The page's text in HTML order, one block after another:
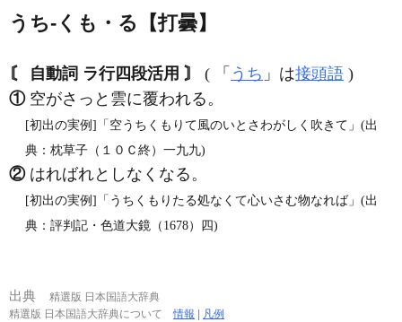
うち‐くも・る【打曇】
〘 自動詞 ラ行四段活用 〙 ( 「 うち 」は接頭語 )
①空がさっと雲に覆われる。
[初出の実例]「空うちくもりて風のいとさわがしく吹きて」(出
典：枕草子（１０Ｃ終）一九九)
②はればれとしなくなる。
[初出の実例]「うちくもりたる処なくて心いさむ物なれば」(出
典：評判記・色道大鏡（1678）四)
出典
精選版 日本国語大辞典
精選版 日本国語大辞典について情報 凡例